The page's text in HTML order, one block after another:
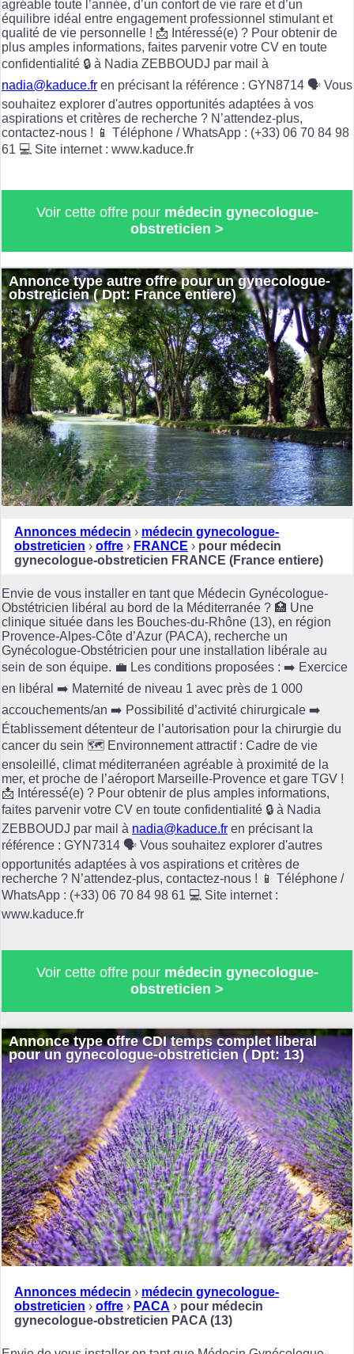
agréable toute l’année, d’un confort de vie rare et d’un
équilibre idéal entre engagement professionnel stimulant et
qualité de vie personnelle ! 📩 Intéressé(e) ? Pour obtenir de
plus amples informations, faites parvenir votre CV en toute
confidentialité 🔒 à Nadia ZEBBOUDJ par mail à
nadia@kaduce.fr en précisant la référence : GYN8714 🗣️ Vous
souhaitez explorer d'autres opportunités adaptées à vos
aspirations et critères de recherche ? N’attendez-plus,
contactez-nous ! 📱 Téléphone / WhatsApp : (+33) 06 70 84 98
61 💻 Site internet : www.kaduce.fr
Voir cette offre pour médecin gynecologue-
obstreticien >
Annonce type autre offre pour un gynecologue-
obstreticien ( Dpt: France entiere)
Annonces médecin › médecin gynecologue-
obstreticien › offre › FRANCE › pour médecin
gynecologue-obstreticien FRANCE (France entiere)
Envie de vous installer en tant que Médecin Gynécologue-
Obstétricien libéral au bord de la Méditerranée ? 🏥 Une
clinique située dans les Bouches-du-Rhône (13), en région
Provence-Alpes-Côte d’Azur (PACA), recherche un
Gynécologue-Obstétricien pour une installation libérale au
sein de son équipe. 💼 Les conditions proposées : ➡️ Exercice
en libéral ➡️ Maternité de niveau 1 avec près de 1 000
accouchements/an ➡️ Possibilité d’activité chirurgicale ➡️
Établissement détenteur de l’autorisation pour la chirurgie du
cancer du sein 🗺️ Environnement attractif : Cadre de vie
ensoleillé, climat méditerranéen agréable à proximité de la
mer, et proche de l’aéroport Marseille-Provence et gare TGV !
📩 Intéressé(e) ? Pour obtenir de plus amples informations,
faites parvenir votre CV en toute confidentialité 🔒 à Nadia
ZEBBOUDJ par mail à nadia@kaduce.fr en précisant la
référence : GYN7314 🗣️ Vous souhaitez explorer d'autres
opportunités adaptées à vos aspirations et critères de
recherche ? N’attendez-plus, contactez-nous ! 📱 Téléphone /
WhatsApp : (+33) 06 70 84 98 61 💻 Site internet :
www.kaduce.fr
Voir cette offre pour médecin gynecologue-
obstreticien >
Annonce type offre CDI temps complet liberal
pour un gynecologue-obstreticien ( Dpt: 13)
Annonces médecin › médecin gynecologue-
obstreticien › offre › PACA › pour médecin
gynecologue-obstreticien PACA (13)